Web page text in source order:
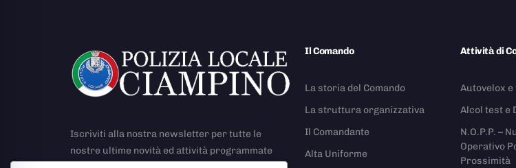
Iscriviti alla nostra newsletter per tutte le
nostre ultime novità ed attività programmate
Il Comando
La storia del Comando
La struttura organizzativa
Il Comandante
Alta Uniforme
Attività di
Autovelox
Alcol test e
N.O.P.P. –
Operativo
Prossimità